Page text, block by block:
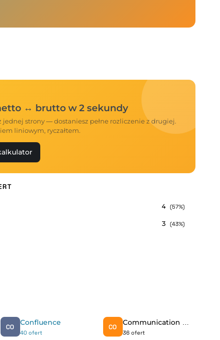
↔ brutto w 2 sekundy
jednej strony — dostaniesz pełne rozliczenie z drugiej.
liniowym, ryczałtem.
4 (57%)
3 (43%)
CO
Confluence
40 ofert
CO
36 ofert